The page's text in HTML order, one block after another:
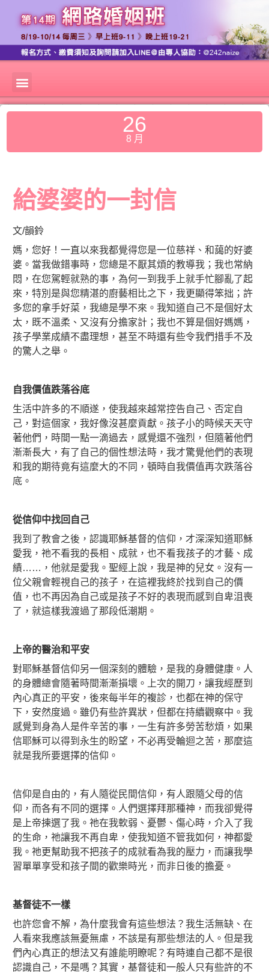
26
8 月
給婆婆的一封信
文/韻鈴
媽，您好！一直以來我都覺得您是一位慈祥、和藹的好婆
婆。當我做錯事時，您總是不厭其煩的教導我；我也常納
悶，在您駕輕就熟的事，為何一到我手上就手忙腳亂了起
來，特別是與您精湛的廚藝相比之下，我更顯得笨拙；許
多您的拿手好菜，我總是學不來。我知道自己不是個好太
太，既不溫柔、又沒有分擔家計；我也不算是個好媽媽，
孩子學業成績不盡理想，甚至不時還有些令我們措手不及
的驚人之舉。
自我價值跌落谷底
生活中許多的不順遂，使我越來越常控告自己、否定自
己，對這個家，我好像沒甚麼貢獻。孩子小的時候天天守
著他們，時間一點一滴過去，感覺還不強烈，但隨著他們
漸漸長大，有了自己的個性想法時，我才驚覺他們的表現
和我的期待竟有這麼大的不同，頓時自我價值再次跌落谷
底。
從信仰中找回自己
我到了教會之後，認識耶穌基督的信仰，才深深知道耶穌
愛我，祂不看我的長相、成就，也不看我孩子的才藝、成
績……，他就是愛我。聖經上說，我是神的兒女。沒有一
位父親會輕視自己的孩子，在這裡我終於找到自己的價
值，也不再因為自己或是孩子不好的表現而感到自卑沮喪
了，就這樣我渡過了那段低潮期。
上帝的醫治和平安
對耶穌基督信仰另一個深刻的體驗，是我的身體健康。人
的身體總會隨著時間漸漸損壞。上次的開刀，讓我經歷到
內心真正的平安，後來每半年的複診，也都在神的保守
下，安然度過。雖仍有些許異狀，但都在持續觀察中。我
感覺到身為人是件辛苦的事，一生有許多勞苦愁煩，如果
信耶穌可以得到永生的盼望，不必再受輪迴之苦，那麼這
就是我所要選擇的信仰。
信仰是自由的，有人隨從民間信仰，有人跟隨父母的信
仰，而各有不同的選擇。人們選擇拜那種神，而我卻覺得
是上帝揀選了我。祂在我軟弱、憂鬱、傷心時，介入了我
的生命，祂讓我不再自卑，使我知道不管我如何，神都愛
我。祂更幫助我不把孩子的成就看為我的壓力，而讓我學
習單單享受和孩子間的歡樂時光，而非日後的擔憂。
基督徒不一樣
也許您會不解，為什麼我會有這些想法？我生活無缺、在
人看來我應該無憂無慮，不該是有那些想法的人。但是我
們內心真正的想法又有誰能明瞭呢？有時連自己都不是很
認識自己，不是嗎？其實，基督徒和一般人只有些許的不